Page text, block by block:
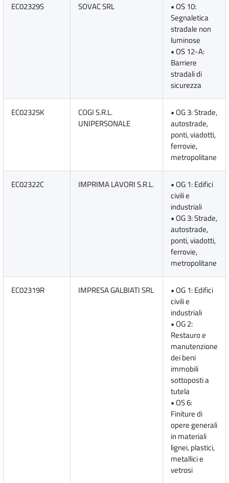
EC02329S SOVAC SRL
• OS 10:
Segnaletica
stradale non
luminose
• OS 12-A:
Barriere
stradali di
sicurezza
EC02325K
COGI S.R.L.
UNIPERSONALE
• OG 3: Strade,
autostrade,
ponti, viadotti,
ferrovie,
metropolitane
EC02322C IMPRIMA LAVORI S.R.L.
• OG 1: Edifici
civili e
industriali
• OG 3: Strade,
autostrade,
ponti, viadotti,
ferrovie,
metropolitane
EC02319R IMPRESA GALBIATI SRL
• OG 1: Edifici
civili e
industriali
• OG 2:
Restauro e
manutenzione
dei beni
immobili
sottoposti a
tutela
• OS 6:
Finiture di
opere generali
in materiali
lignei, plastici,
metallici e
vetrosi